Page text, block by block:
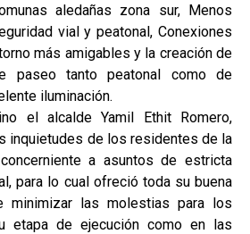
aledañas zona sur, Menos
vial y peatonal, Conexiones
más amigables y la creación de
paseo tanto peatonal como de
iluminación.
el alcalde Yamil Ethit Romero,
inquietudes de los residentes de la
a asuntos de estricta
para lo cual ofreció toda su buena
minimizar las molestias para los
etapa de ejecución como en las